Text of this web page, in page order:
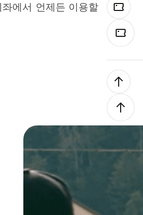
에서 언제든 이용할